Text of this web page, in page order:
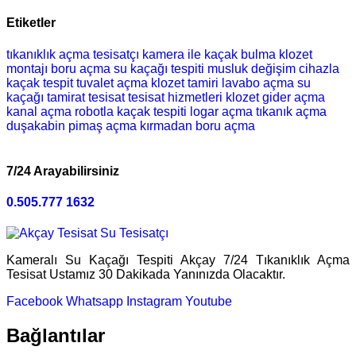
Etiketler
tıkanıklık açma tesisatçı kamera ile kaçak bulma klozet
montajı boru açma su kaçağı tespiti musluk değişim cihazla
kaçak tespit tuvalet açma klozet tamiri lavabo açma su
kaçağı tamirat tesisat tesisat hizmetleri klozet gider açma
kanal açma robotla kaçak tespiti logar açma tıkanık açma
duşakabin pimaş açma kırmadan boru açma
7/24 Arayabilirsiniz
0.505.777 1632
Kameralı Su Kaçağı Tespiti Akçay 7/24 Tıkanıklık Açma
Tesisat Ustamız 30 Dakikada Yanınızda Olacaktır.
Facebook Whatsapp Instagram Youtube
Bağlantılar